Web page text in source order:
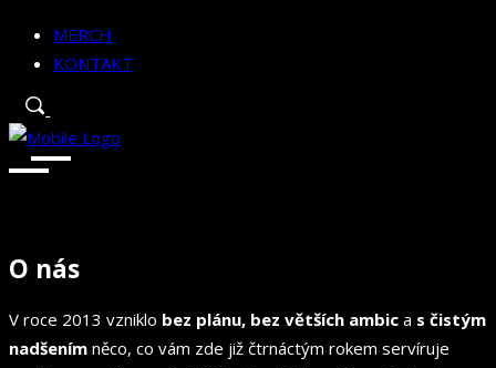
MERCH
KONTAKT
O nás
V roce 2013 vzniklo bez plánu, bez větších ambic a s čistým
nadšením něco, co vám zde již čtrnáctým rokem servíruje